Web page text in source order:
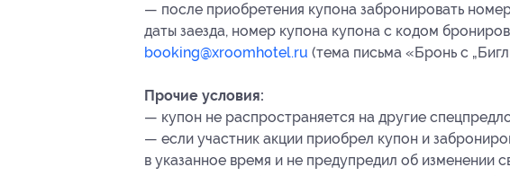
— после приобретения купона забронировать
даты заезда, номер купона купона с кодом
booking@xroomhotel.ru (тема письма «Бронь с
Прочие условия:
— купон не распространяется на другие
— если участник акции приобрел купон и
в указанное время и не предупредил об изменении